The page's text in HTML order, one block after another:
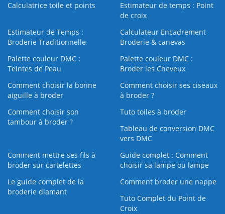
Calculatrice toile et points
Estimateur de temps : Point
de croix
Estimateur de Temps :
Broderie Traditionnelle
Calculateur Encadrement
Broderie & canevas
Palette couleur DMC :
Teintes de Peau
Palette couleur DMC :
Broder les Cheveux
Comment choisir la bonne
aiguille à broder
Comment choisir ses ciseaux
à broder ?
Comment choisir son
tambour à broder ?
Tuto toiles à broder
Tableau de conversion DMC
vers DMC
Comment mettre ses fils à
broder sur cartelettes
Guide complet : Comment
choisir sa lampe ou lampe
Le guide complet de la
broderie diamant
Comment broder une nappe
Tuto Complet du Point de
Croix